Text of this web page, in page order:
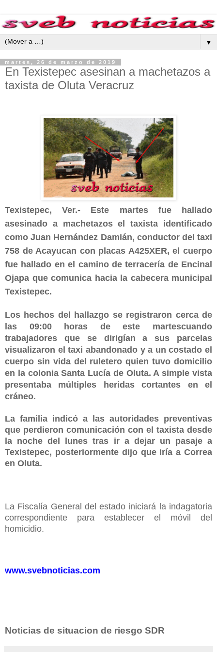
▼
martes, 26 de marzo de 2019
En Texistepec asesinan a machetazos a
taxista de Oluta Veracruz
Texistepec, Ver.- Este martes fue hallado
asesinado a machetazos el taxista identificado
como Juan Hernández Damián, conductor del taxi
758 de Acayucan con placas A425XER, el cuerpo
fue hallado en el camino de terracería de Encinal
Ojapa que comunica hacia la cabecera municipal
Texistepec.
Los hechos del hallazgo se registraron cerca de
las 09:00 horas de este martescuando
trabajadores que se dirigían a sus parcelas
visualizaron el taxi abandonado y a un costado el
cuerpo sin vida del ruletero quien tuvo domicilio
en la colonia Santa Lucía de Oluta. A simple vista
presentaba múltiples heridas cortantes en el
cráneo.
La familia indicó a las autoridades preventivas
que perdieron comunicación con el taxista desde
la noche del lunes tras ir a dejar un pasaje a
Texistepec, posteriormente dijo que iría a Correa
en Oluta.
La Fiscalía General del estado iniciará la indagatoria
correspondiente para establecer el móvil del
homicidio.
www.svebnoticias.com
Noticias de situacion de riesgo SDR